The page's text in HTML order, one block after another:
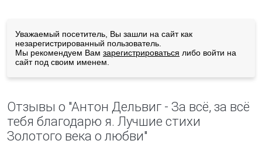
Уважаемый посетитель, Вы зашли на сайт как
незарегистрированный пользователь.
Мы рекомендуем Вам зарегистрироваться либо войти на
сайт под своим именем.
Отзывы о "Антон Дельвиг - За всё, за всё
тебя благодарю я. Лучшие стихи
Золотого века о любви"